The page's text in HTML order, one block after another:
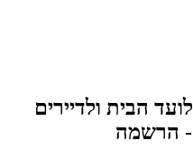
הבית ולדיירים
- הרשמה